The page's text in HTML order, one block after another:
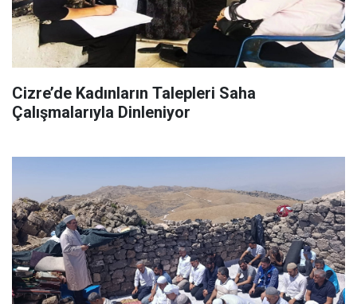
Cizre’de Kadınların Talepleri Saha
Çalışmalarıyla Dinleniyor